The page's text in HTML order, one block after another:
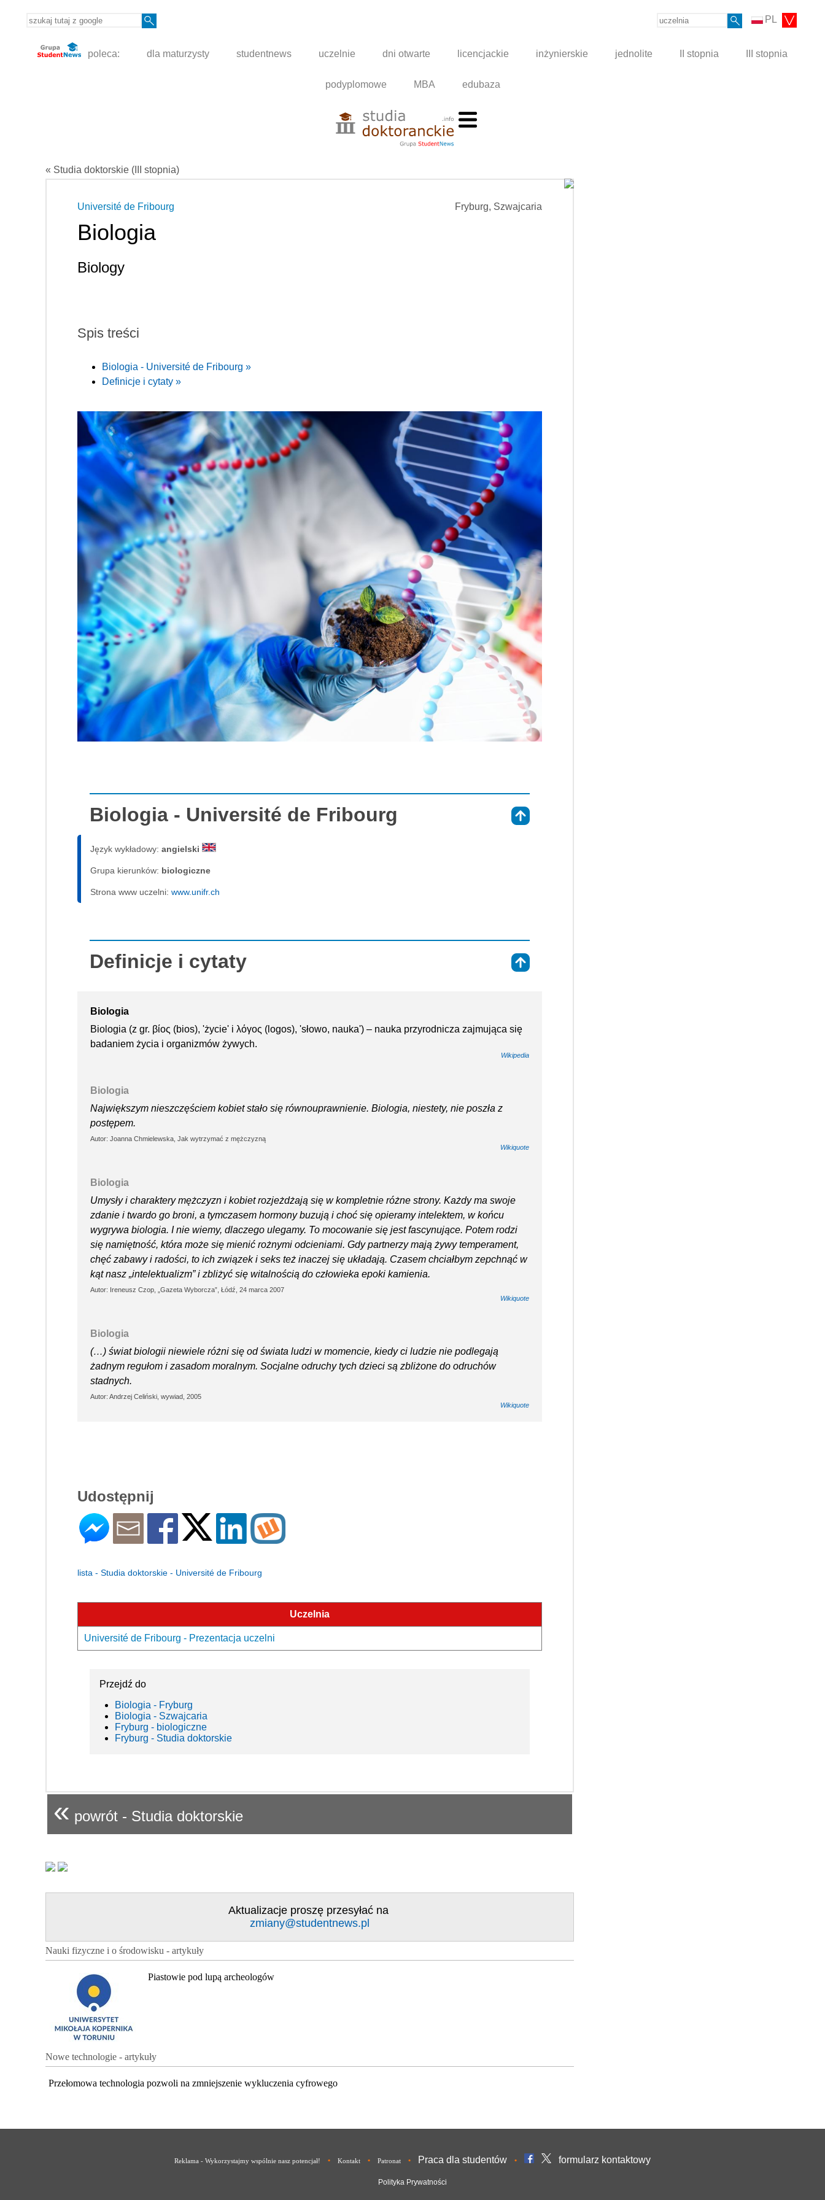
PL
poleca: dla maturzysty studentnews uczelnie dni otwarte licencjackie inżynierskie jednolite II stopnia III stopnia
podyplomowe MBA edubaza
« Studia doktorskie (III stopnia)
Fryburg, Szwajcaria
Université de Fribourg
Biologia
Biology
Spis treści
Biologia - Université de Fribourg »
Definicje i cytaty »
Biologia - Université de Fribourg
Język wykładowy: angielski
Grupa kierunków: biologiczne
Strona www uczelni: www.unifr.ch
Definicje i cytaty
Biologia
Biologia (z gr. βίος (bios), 'życie' i λόγος (logos), 'słowo, nauka') – nauka przyrodnicza zajmująca się
badaniem życia i organizmów żywych.
Wikipedia
Biologia
Największym nieszczęściem kobiet stało się równouprawnienie. Biologia, niestety, nie poszła z
postępem.
Autor: Joanna Chmielewska, Jak wytrzymać z mężczyzną
Wikiquote
Biologia
Umysły i charaktery mężczyzn i kobiet rozjeżdżają się w kompletnie różne strony. Każdy ma swoje
zdanie i twardo go broni, a tymczasem hormony buzują i choć się opieramy intelektem, w końcu
wygrywa biologia. I nie wiemy, dlaczego ulegamy. To mocowanie się jest fascynujące. Potem rodzi
się namiętność, która może się mienić rożnymi odcieniami. Gdy partnerzy mają żywy temperament,
chęć zabawy i radości, to ich związek i seks też inaczej się układają. Czasem chciałbym zepchnąć w
kąt nasz „intelektualizm” i zbliżyć się witalnością do człowieka epoki kamienia.
Autor: Ireneusz Czop, „Gazeta Wyborcza”, Łódź, 24 marca 2007
Wikiquote
Biologia
(…) świat biologii niewiele różni się od świata ludzi w momencie, kiedy ci ludzie nie podlegają
żadnym regułom i zasadom moralnym. Socjalne odruchy tych dzieci są zbliżone do odruchów
stadnych.
Autor: Andrzej Celiński, wywiad, 2005
Wikiquote
Udostępnij
lista - Studia doktorskie - Université de Fribourg
Uczelnia
Université de Fribourg - Prezentacja uczelni
Przejdź do
Biologia - Fryburg
Biologia - Szwajcaria
Fryburg - biologiczne
Fryburg - Studia doktorskie
« powrót - Studia doktorskie
Aktualizacje proszę przesyłać na
zmiany@studentnews.pl
Nauki fizyczne i o środowisku - artykuły
Piastowie pod lupą archeologów
Nowe technologie - artykuły
Przełomowa technologia pozwoli na zmniejszenie wykluczenia cyfrowego
Reklama - Wykorzystajmy wspólnie nasz potencjał! • Kontakt • Patronat • Praca dla studentów • formularz kontaktowy
Polityka Prywatności